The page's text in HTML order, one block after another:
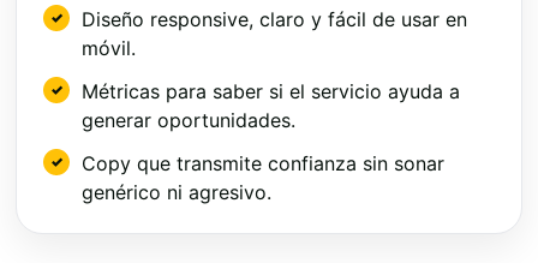
Diseño responsive, claro y fácil de usar en
móvil.
Métricas para saber si el servicio ayuda a
generar oportunidades.
Copy que transmite confianza sin sonar
genérico ni agresivo.